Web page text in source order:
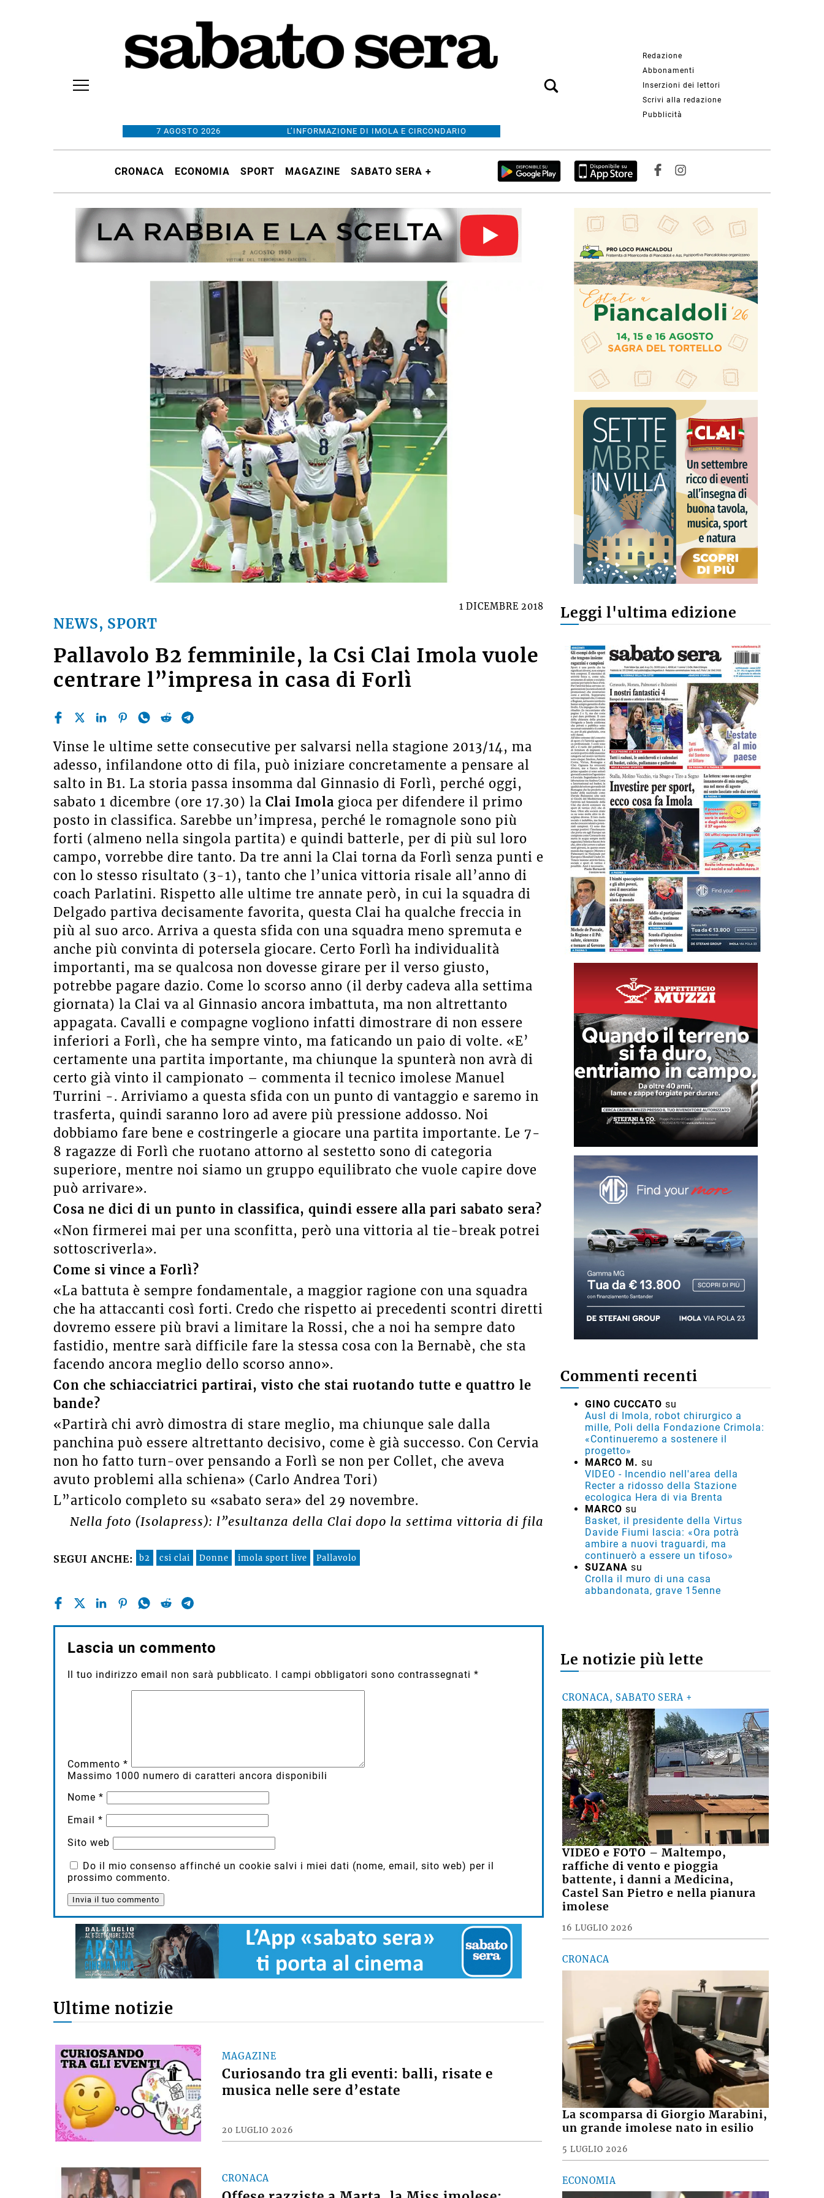
7 AGOSTO 2026 L’INFORMAZIONE DI IMOLA E CIRCONDARIO
Redazione
Abbonamenti
Inserzioni dei lettori
Scrivi alla redazione
Pubblicità
CRONACA ECONOMIA SPORT MAGAZINE SABATO SERA +
NEWS, SPORT
1 DICEMBRE 2018
Pallavolo B2 femminile, la Csi Clai Imola vuole
centrare l”impresa in casa di Forlì
Vinse le ultime sette consecutive per salvarsi nella stagione 2013/14, ma
adesso, infilandone otto di fila, può iniziare concretamente a pensare al
salto in B1. La storia passa insomma dal Ginnasio di Forlì, perché oggi,
sabato 1 dicembre (ore 17.30) la Clai Imola gioca per difendere il primo
posto in classifica. Sarebbe un’impresa, perché le romagnole sono più
forti (almeno nella singola partita) e quindi batterle, per di più sul loro
campo, vorrebbe dire tanto. Da tre anni la Clai torna da Forlì senza punti e
con lo stesso risultato (3-1), tanto che l’unica vittoria risale all’anno di
coach Parlatini. Rispetto alle ultime tre annate però, in cui la squadra di
Delgado partiva decisamente favorita, questa Clai ha qualche freccia in
più al suo arco. Arriva a questa sfida con una squadra meno spremuta e
anche più convinta di potersela giocare. Certo Forlì ha individualità
importanti, ma se qualcosa non dovesse girare per il verso giusto,
potrebbe pagare dazio. Come lo scorso anno (il derby cadeva alla settima
giornata) la Clai va al Ginnasio ancora imbattuta, ma non altrettanto
appagata. Cavalli e compagne vogliono infatti dimostrare di non essere
inferiori a Forlì, che ha sempre vinto, ma faticando un paio di volte. «E’
certamente una partita importante, ma chiunque la spunterà non avrà di
certo già vinto il campionato – commenta il tecnico imolese Manuel
Turrini -. Arriviamo a questa sfida con un punto di vantaggio e saremo in
trasferta, quindi saranno loro ad avere più pressione addosso. Noi
dobbiamo fare bene e costringerle a giocare una partita importante. Le 7-
8 ragazze di Forlì che ruotano attorno al sestetto sono di categoria
superiore, mentre noi siamo un gruppo equilibrato che vuole capire dove
può arrivare».
Cosa ne dici di un punto in classifica, quindi essere alla pari sabato sera?
«Non firmerei mai per una sconfitta, però una vittoria al tie-break potrei
sottoscriverla».
Come si vince a Forlì?
«La battuta è sempre fondamentale, a maggior ragione con una squadra
che ha attaccanti così forti. Credo che rispetto ai precedenti scontri diretti
dovremo essere più bravi a limitare la Rossi, che a noi ha sempre dato
fastidio, mentre sarà difficile fare la stessa cosa con la Bernabè, che sta
facendo ancora meglio dello scorso anno».
Con che schiacciatrici partirai, visto che stai ruotando tutte e quattro le
bande?
«Partirà chi avrò dimostra di stare meglio, ma chiunque sale dalla
panchina può essere altrettanto decisivo, come è già successo. Con Cervia
non ho fatto turn-over pensando a Forlì se non per Collet, che aveva
avuto problemi alla schiena» (Carlo Andrea Tori)
L”articolo completo su «sabato sera» del 29 novembre.
Nella foto (Isolapress): l”esultanza della Clai dopo la settima vittoria di fila
SEGUI ANCHE: b2 csi clai Donne imola sport live Pallavolo
Lascia un commento
Il tuo indirizzo email non sarà pubblicato. I campi obbligatori sono contrassegnati *
Commento *
Massimo 1000 numero di caratteri ancora disponibili
Nome *
Email *
Sito web
Do il mio consenso affinché un cookie salvi i miei dati (nome, email, sito web) per il
prossimo commento.
Ultime notizie
MAGAZINE
Curiosando tra gli eventi: balli, risate e
musica nelle sere d’estate
20 LUGLIO 2026
CRONACA
Leggi l'ultima edizione
Commenti recenti
GINO CUCCATO su
Ausl di Imola, robot chirurgico a
mille, Poli della Fondazione Crimola:
«Continueremo a sostenere il
progetto»
MARCO M. su
VIDEO - Incendio nell'area della
Recter a ridosso della Stazione
ecologica Hera di via Brenta
MARCO su
Basket, il presidente della Virtus
Davide Fiumi lascia: «Ora potrà
ambire a nuovi traguardi, ma
continuerò a essere un tifoso»
SUZANA su
Crolla il muro di una casa
abbandonata, grave 15enne
Le notizie più lette
CRONACA, SABATO SERA +
VIDEO e FOTO – Maltempo,
raffiche di vento e pioggia
battente, i danni a Medicina,
Castel San Pietro e nella pianura
imolese
16 LUGLIO 2026
CRONACA
La scomparsa di Giorgio Marabini,
un grande imolese nato in esilio
5 LUGLIO 2026
ECONOMIA